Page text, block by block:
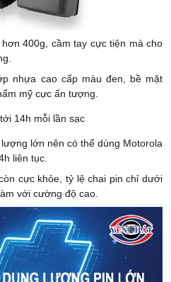
400g, cầm tay cực tiện mà cho
nhựa cao cấp màu đen, bề mặt
mỹ cực ấn tượng.
14h mỗi lần sạc
lớn nên có thể dùng Motorola
liên tục.
cực khỏe, tỷ lệ chai pin chỉ dưới
với cường độ cao.